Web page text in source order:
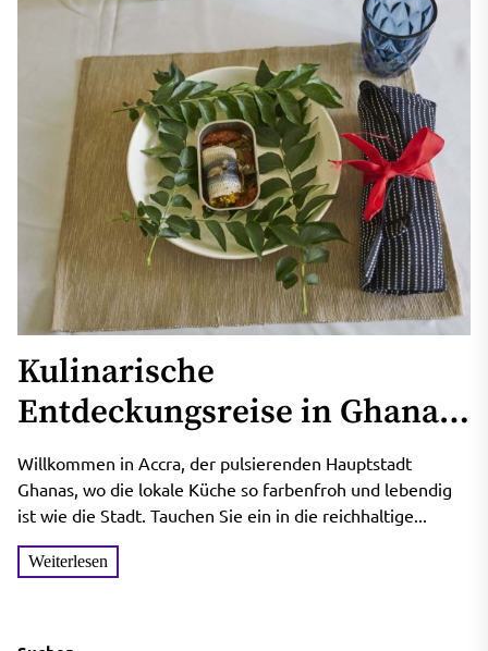
Kulinarische
Entdeckungsreise in Ghana:
Die Geschmacksvielfalt von
Accra genießen
Willkommen in Accra, der pulsierenden Hauptstadt
Ghanas, wo die lokale Küche so farbenfroh und lebendig
ist wie die Stadt. Tauchen Sie ein in die reichhaltige...
Weiterlesen